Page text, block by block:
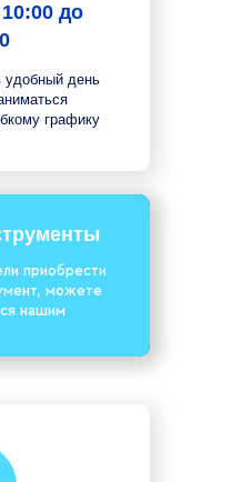
удобный день
графику
до
приобрести
можете
нашим